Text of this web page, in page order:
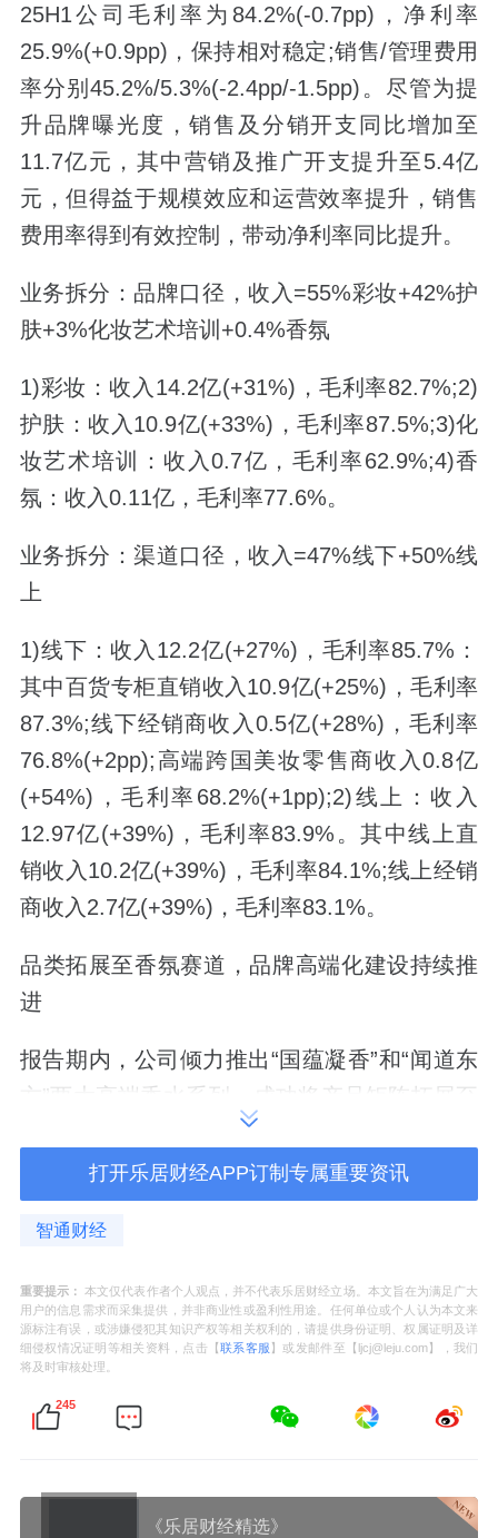
25H1公司毛利率为84.2%(-0.7pp)，净利率
25.9%(+0.9pp)，保持相对稳定;销售/管理费用
率分别45.2%/5.3%(-2.4pp/-1.5pp)。尽管为提
升品牌曝光度，销售及分销开支同比增加至
11.7亿元，其中营销及推广开支提升至5.4亿
元，但得益于规模效应和运营效率提升，销售
费用率得到有效控制，带动净利率同比提升。
业务拆分：品牌口径，收入=55%彩妆+42%护
肤+3%化妆艺术培训+0.4%香氛
1)彩妆：收入14.2亿(+31%)，毛利率82.7%;2)
护肤：收入10.9亿(+33%)，毛利率87.5%;3)化
妆艺术培训：收入0.7亿，毛利率62.9%;4)香
氛：收入0.11亿，毛利率77.6%。
业务拆分：渠道口径，收入=47%线下+50%线
上
1)线下：收入12.2亿(+27%)，毛利率85.7%：
其中百货专柜直销收入10.9亿(+25%)，毛利率
87.3%;线下经销商收入0.5亿(+28%)，毛利率
76.8%(+2pp);高端跨国美妆零售商收入0.8亿
(+54%)，毛利率68.2%(+1pp);2)线上：收入
12.97亿(+39%)，毛利率83.9%。其中线上直
销收入10.2亿(+39%)，毛利率84.1%;线上经销
商收入2.7亿(+39%)，毛利率83.1%。
品类拓展至香氛赛道，品牌高端化建设持续推
进
报告期内，公司倾力推出“国蕴凝香”和“闻道东
方”两大高端香水系列，成功将产品矩阵拓展至
香氛市场同时，公司持续推进品牌形象升级，
在杭州核心商区开设首家品牌形象旗舰店，并
新入驻北京SKP等高端百货商场，进一步巩固
和强化了品牌的高端定位。公司未来在SKU拓
展和店效提升方面仍有较大空间，有望持续释
放增长动能。与国际头部彩妆品牌相比，公司
目前约400个SKU，在唇妆、眼影、粉底色号
店坪效相较于国际一线品牌仍有提升空间，随
长动能充足。
打开乐居财经APP订制专属重要资讯
智通财经
重要提示： 本文仅代表作者个人观点，并不代表乐居财经立场。本文旨在为满足广大
用户的信息需求而采集提供，并非商业性或盈利性用途。任何单位或个人认为本文来
源标注有误，或涉嫌侵犯其知识产权等相关权利的，请提供身份证明、权属证明及详
细侵权情况证明等相关资料，点击【联系客服 】或发邮件至【ljcj@leju.com】，我们
将及时审核处理。
245
《乐居财经精选》